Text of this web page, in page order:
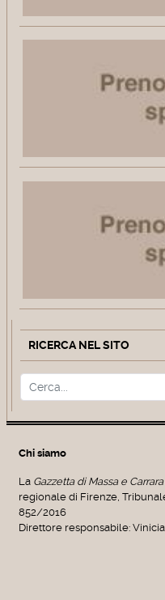
RICERCA NEL SITO
Cerca
Chi siamo
La Gazzetta di Massa e Carrara
regionale di Firenze,
852/2016
Direttore responsabile: